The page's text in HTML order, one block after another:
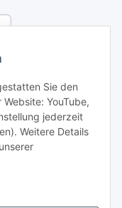
Sie den
YouTube,
jederzeit
Weitere Details